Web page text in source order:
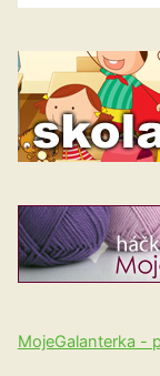
MojeGalanterka -